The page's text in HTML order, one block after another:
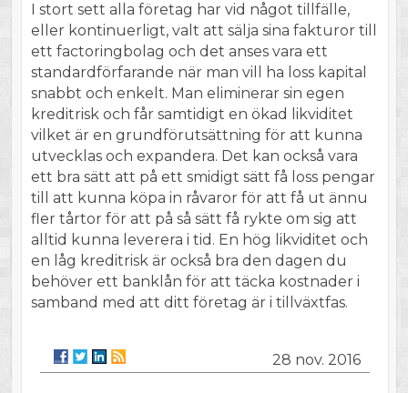
I stort sett alla företag har vid något tillfälle,
eller kontinuerligt, valt att sälja sina fakturor till
ett factoringbolag och det anses vara ett
standardförfarande när man vill ha loss kapital
snabbt och enkelt. Man eliminerar sin egen
kreditrisk och får samtidigt en ökad likviditet
vilket är en grundförutsättning för att kunna
utvecklas och expandera. Det kan också vara
ett bra sätt att på ett smidigt sätt få loss pengar
till att kunna köpa in råvaror för att få ut ännu
fler tårtor för att på så sätt få rykte om sig att
alltid kunna leverera i tid. En hög likviditet och
en låg kreditrisk är också bra den dagen du
behöver ett banklån för att täcka kostnader i
samband med att ditt företag är i tillväxtfas.
28 nov. 2016